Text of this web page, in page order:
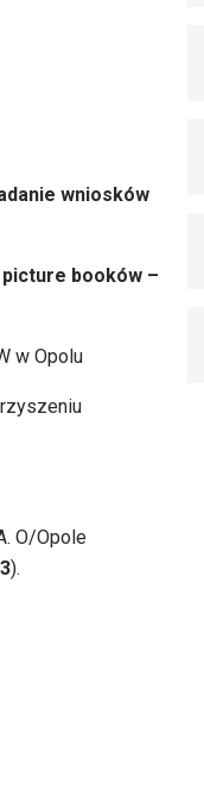
wniosków
picture booków –
w Opolu
O/Opole
).